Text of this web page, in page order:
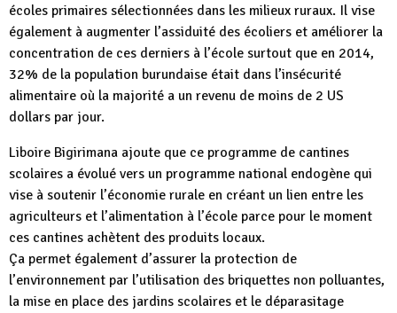
écoles primaires sélectionnées dans les milieux ruraux. Il vise
également à augmenter l’assiduité des écoliers et améliorer la
concentration de ces derniers à l’école surtout que en 2014,
32% de la population burundaise était dans l’insécurité
alimentaire où la majorité a un revenu de moins de 2 US
dollars par jour.
Liboire Bigirimana ajoute que ce programme de cantines
scolaires a évolué vers un programme national endogène qui
vise à soutenir l’économie rurale en créant un lien entre les
agriculteurs et l’alimentation à l’école parce pour le moment
ces cantines achètent des produits locaux.
Ça permet également d’assurer la protection de
l’environnement par l’utilisation des briquettes non polluantes,
la mise en place des jardins scolaires et le déparasitage